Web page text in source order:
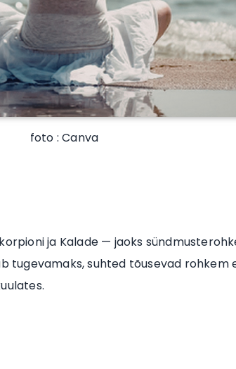
foto : Canva
ja Kalade — jaoks
tugevamaks, suhted tõusevad rohkem